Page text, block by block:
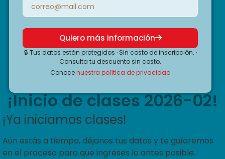
Quiero más información
🔒 Tus datos están protegidos · Sin costo de inscripción. ·
Consulta tu descuento sin costo.
Conocenuestra política de privacidad
¡Inicio de clases 2026-02!
¡Ya iniciamos clases!
Aún estás a tiempo, déjanos tus datos y te guíaremos
en el proceso para que ingreses lo antes posible.